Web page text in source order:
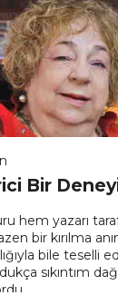
Bir
hem yazarı
bir kırılma
bile teselli
sıkıntım
..